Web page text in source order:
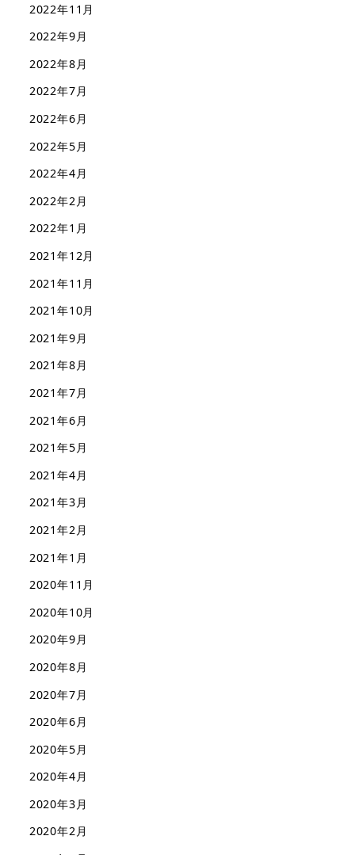
2022年11月
2022年9月
2022年8月
2022年7月
2022年6月
2022年5月
2022年4月
2022年2月
2022年1月
2021年12月
2021年11月
2021年10月
2021年9月
2021年8月
2021年7月
2021年6月
2021年5月
2021年4月
2021年3月
2021年2月
2021年1月
2020年11月
2020年10月
2020年9月
2020年8月
2020年7月
2020年6月
2020年5月
2020年4月
2020年3月
2020年2月